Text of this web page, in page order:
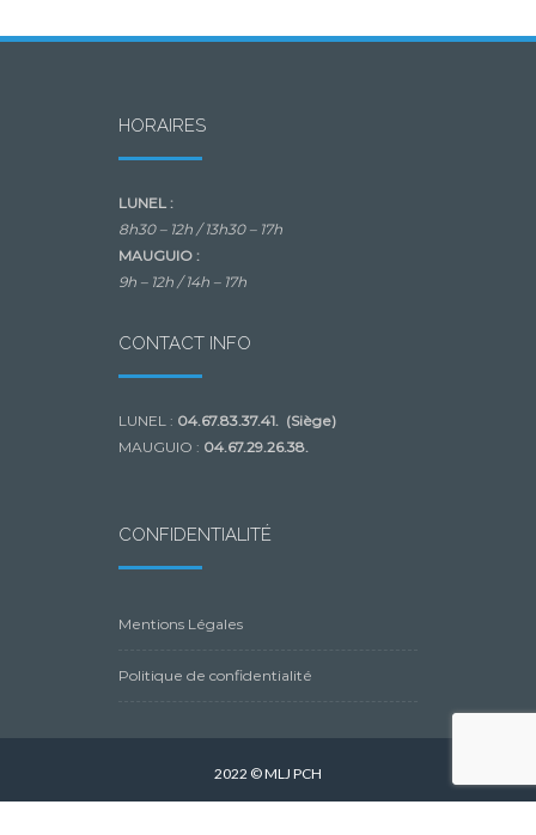
HORAIRES
LUNEL :
8h30 – 12h /13h30 – 17h
MAUGUIO :
9h – 12h /14h – 17h
CONTACT INFO
LUNEL : 04.67.83.37.41. (Siège)
MAUGUIO : 04.67.29.26.38.
CONFIDENTIALITÉ
Mentions Légales
Politique de confidentialité
2022 © MLJ PCH